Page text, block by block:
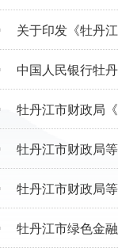
关于印发《牡丹
中国人民银行牡
牡丹江市财政局
牡丹江市财政局
牡丹江市财政局
牡丹江市绿色金